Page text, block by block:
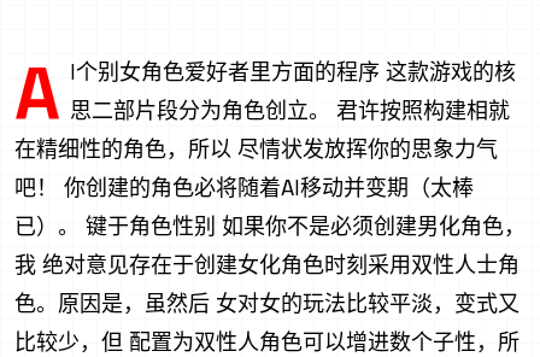
A I个别女角色爱好者里方面的程序 这款游戏的核
思二部片段分为角色创立。 君许按照构建相就
在精细性的角色，所以 尽情状发放挥你的思象力气
吧！ 你创建的角色必将随着AI移动并变期（太棒
已）。 键于角色性别 如果你不是必须创建男化角色，
我 绝对意见存在于创建女化角色时刻采用双性人士角
色。原因是，虽然后 女对女的玩法比较平淡，变式又
比较少，但 配置为双性人角色可以增进数个子性，所